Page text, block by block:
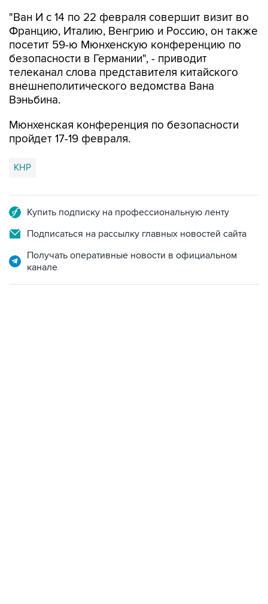
"Ван И с 14 по 22 февраля совершит визит во
Францию, Италию, Венгрию и Россию, он также
посетит 59-ю Мюнхенскую конференцию по
безопасности в Германии", - приводит
телеканал слова представителя китайского
внешнеполитического ведомства Вана
Вэньбина.
Мюнхенская конференция по безопасности
пройдет 17-19 февраля.
КНР
Купить подписку на профессиональную ленту
Подписаться на рассылку главных новостей сайта
Получать оперативные новости в официальном
канале